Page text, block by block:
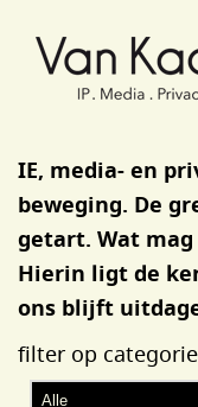
IE, media- en
beweging. De
getart. Wat
Hierin ligt de
ons blijft
filter op